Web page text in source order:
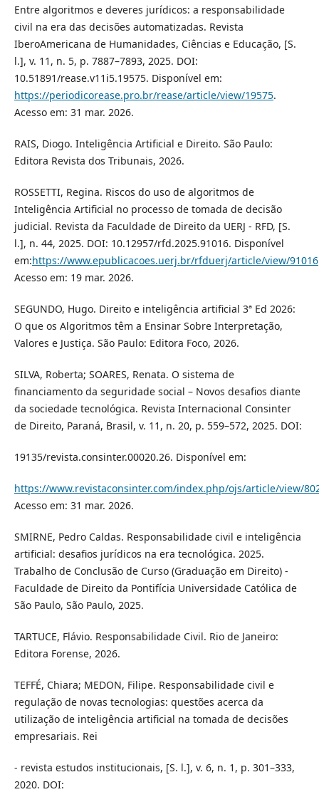
Entre algoritmos e deveres jurídicos: a responsabilidade
civil na era das decisões automatizadas. Revista
IberoAmericana de Humanidades, Ciências e Educação, [S.
l.], v. 11, n. 5, p. 7887–7893, 2025. DOI:
10.51891/rease.v11i5.19575. Disponível em:
https://periodicorease.pro.br/rease/article/view/19575.
Acesso em: 31 mar. 2026.
RAIS, Diogo. Inteligência Artificial e Direito. São Paulo:
Editora Revista dos Tribunais, 2026.
ROSSETTI, Regina. Riscos do uso de algoritmos de
Inteligência Artificial no processo de tomada de decisão
judicial. Revista da Faculdade de Direito da UERJ - RFD, [S.
l.], n. 44, 2025. DOI: 10.12957/rfd.2025.91016. Disponível
em:https://www.epublicacoes.uerj.br/rfduerj/article/view/91016
Acesso em: 19 mar. 2026.
SEGUNDO, Hugo. Direito e inteligência artificial 3ª Ed 2026:
O que os Algoritmos têm a Ensinar Sobre Interpretação,
Valores e Justiça. São Paulo: Editora Foco, 2026.
SILVA, Roberta; SOARES, Renata. O sistema de
financiamento da seguridade social – Novos desafios diante
da sociedade tecnológica. Revista Internacional Consinter
de Direito, Paraná, Brasil, v. 11, n. 20, p. 559–572, 2025. DOI:
19135/revista.consinter.00020.26. Disponível em:
https://www.revistaconsinter.com/index.php/ojs/article/view/
Acesso em: 31 mar. 2026.
SMIRNE, Pedro Caldas. Responsabilidade civil e inteligência
artificial: desafios jurídicos na era tecnológica. 2025.
Trabalho de Conclusão de Curso (Graduação em Direito) -
Faculdade de Direito da Pontifícia Universidade Católica de
São Paulo, São Paulo, 2025.
TARTUCE, Flávio. Responsabilidade Civil. Rio de Janeiro:
Editora Forense, 2026.
TEFFÉ, Chiara; MEDON, Filipe. Responsabilidade civil e
regulação de novas tecnologias: questões acerca da
utilização de inteligência artificial na tomada de decisões
empresariais. Rei
- revista estudos institucionais, [S. l.], v. 6, n. 1, p. 301–333,
2020. DOI: